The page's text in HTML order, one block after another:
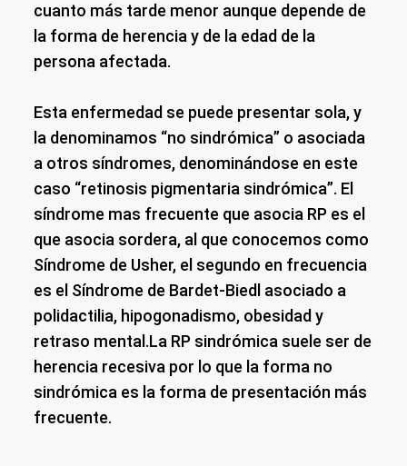
cuanto más tarde menor aunque depende de
la forma de herencia y de la edad de la
persona afectada.
Esta enfermedad se puede presentar sola, y
la denominamos “no sindrómica” o asociada
a otros síndromes, denominándose en este
caso “retinosis pigmentaria sindrómica”. El
síndrome mas frecuente que asocia RP es el
que asocia sordera, al que conocemos como
Síndrome de Usher, el segundo en frecuencia
es el Síndrome de Bardet-Biedl asociado a
polidactilia, hipogonadismo, obesidad y
retraso mental.La RP sindrómica suele ser de
herencia recesiva por lo que la forma no
sindrómica es la forma de presentación más
frecuente.